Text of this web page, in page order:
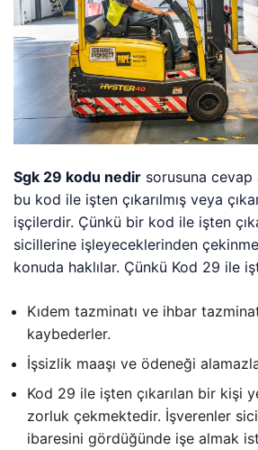
Sgk 29 kodu nedir sorusuna
bu kod ile işten çıkarılmış veya
işçilerdir. Çünkü bir kod ile işten
sicillerine işleyeceklerinden
konuda haklılar. Çünkü Kod 29 ile
Kıdem tazminatı ve ihbar
kaybederler.
İşsizlik maaşı ve ödeneği
Kod 29 ile işten çıkarılan bir kişi
zorluk çekmektedir. İşverenler
ibaresini gördüğünde işe almak